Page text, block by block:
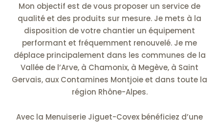
Mon objectif est de vous proposer un service de
qualité et des produits sur mesure. Je mets à la
disposition de votre chantier un équipement
performant et fréquemment renouvelé. Je me
déplace principalement dans les communes de la
Vallée de l’Arve, à Chamonix, à Megève, à Saint
Gervais, aux Contamines Montjoie et dans toute la
région Rhône-Alpes.
Avec la Menuiserie Jiguet-Covex bénéficiez d’une